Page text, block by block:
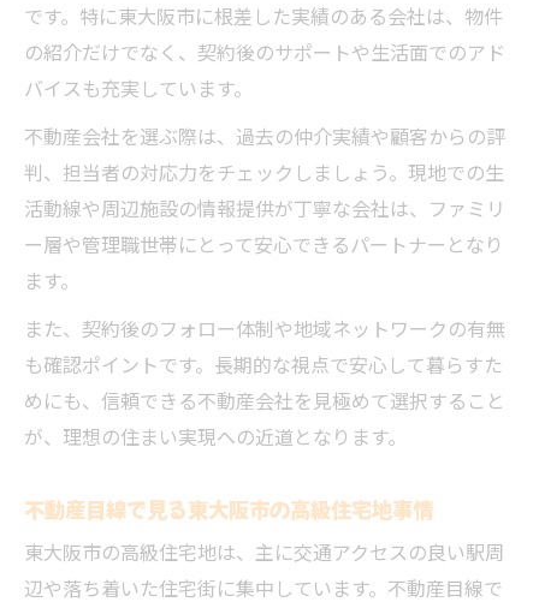
です。特に東大阪市に根差した実績のある会社は、物件
の紹介だけでなく、契約後のサポートや生活面でのアド
バイスも充実しています。
不動産会社を選ぶ際は、過去の仲介実績や顧客からの評
判、担当者の対応力をチェックしましょう。現地での生
活動線や周辺施設の情報提供が丁寧な会社は、ファミリ
ー層や管理職世帯にとって安心できるパートナーとなり
ます。
また、契約後のフォロー体制や地域ネットワークの有無
も確認ポイントです。長期的な視点で安心して暮らすた
めにも、信頼できる不動産会社を見極めて選択すること
が、理想の住まい実現への近道となります。
不動産目線で見る東大阪市の高級住宅地事情
東大阪市の高級住宅地は、主に交通アクセスの良い駅周
辺や落ち着いた住宅街に集中しています。不動産目線で